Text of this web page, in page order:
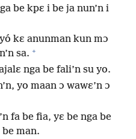
be kpɛ i be ja nun’n i
kɛ anunman kun mɔ
sa. +
nga be fali’n su yo.
yo maan ɔ wawɛ’n ɔ
fa be fia, yɛ be nga be
man.